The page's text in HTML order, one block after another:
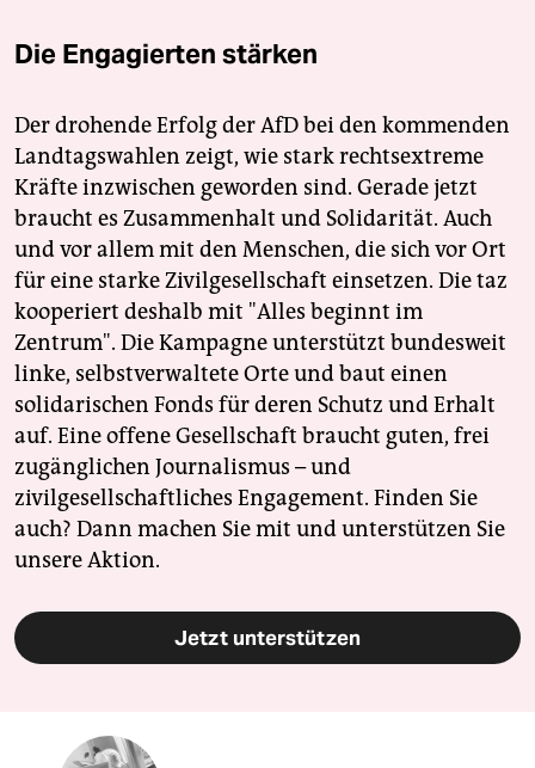
Die Engagierten stärken
Der drohende Erfolg der AfD bei den kommenden
Landtagswahlen zeigt, wie stark rechtsextreme
Kräfte inzwischen geworden sind. Gerade jetzt
braucht es Zusammenhalt und Solidarität. Auch
und vor allem mit den Menschen, die sich vor Ort
für eine starke Zivilgesellschaft einsetzen. Die taz
kooperiert deshalb mit "Alles beginnt im
Zentrum". Die Kampagne unterstützt bundesweit
linke, selbstverwaltete Orte und baut einen
solidarischen Fonds für deren Schutz und Erhalt
auf. Eine offene Gesellschaft braucht guten, frei
zugänglichen Journalismus – und
zivilgesellschaftliches Engagement. Finden Sie
auch? Dann machen Sie mit und unterstützen Sie
unsere Aktion.
Jetzt unterstützen